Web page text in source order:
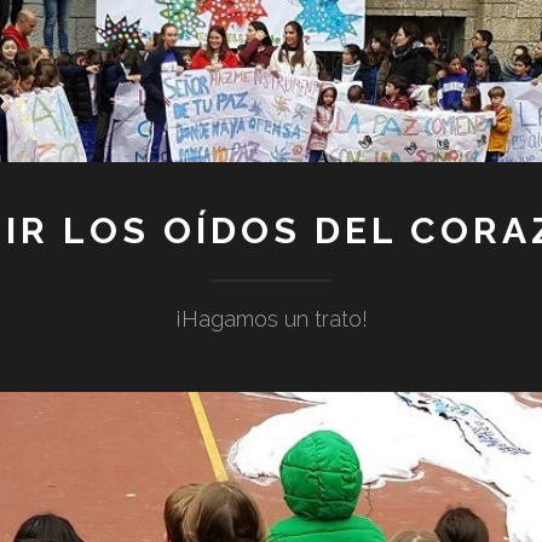
LOS OÍDOS DEL
¡Hagamos un trato!